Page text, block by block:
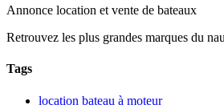
Annonce location et vente de bateaux
Retrouvez les plus grandes marques du
Tags
location bateau à moteur